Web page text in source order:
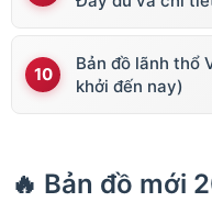
Bản đồ lãnh thổ
khởi đến nay)
🔥 Bản đồ mới